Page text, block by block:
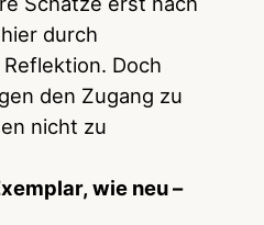
durch
Doch
den Zugang zu
nicht zu
wie neu –